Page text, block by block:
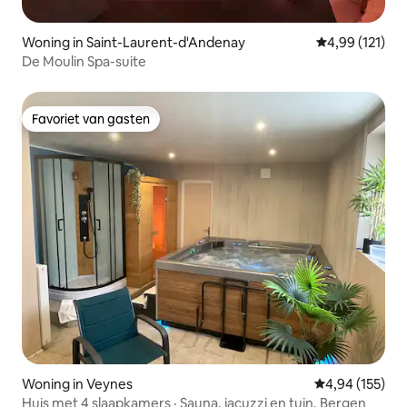
Woning in Saint-Laurent-d'Andenay Gemiddelde
4,99 (121)
De Moulin Spa-suite
Favoriet van gasten
Favoriet van gasten
Woning in Veynes Gemiddelde
4,94 (155)
Huis met 4 slaapkamers · Sauna, jacuzzi en tuin. Bergen